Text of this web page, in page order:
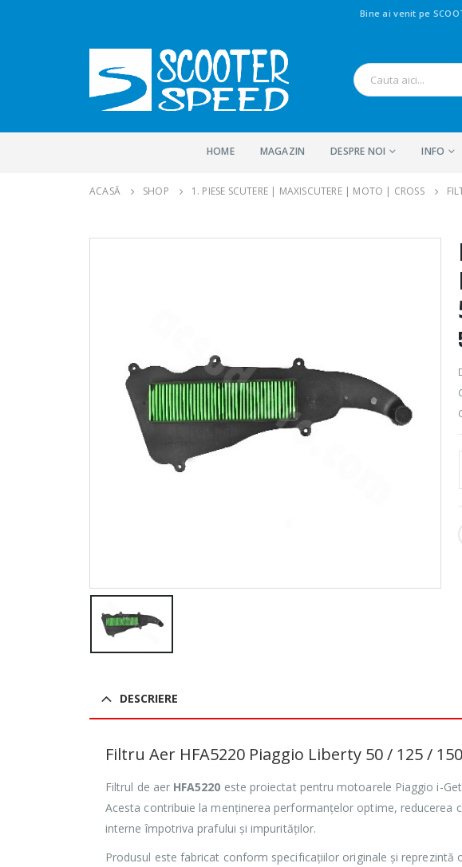
Bine ai venit pe
HOME MAGAZIN DESPRE NOI INFO
ACASĂ SHOP 1. PIESE SCUTERE | MAXISCUTERE | MOTO | CROSS
DESCRIERE
Filtru Aer HFA5220 Piaggio Liberty 50 / 125 /
Filtrul de aer HFA5220 este proiectat pentru motoarele Piaggio i-
Acesta contribuie la menținerea performanțelor optime,
interne împotriva prafului și impurităților.
Produsul este fabricat conform specificațiilor originale și